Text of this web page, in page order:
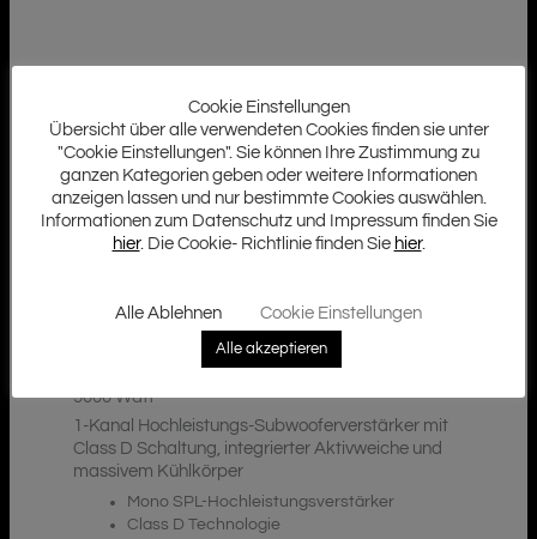
5000 Watt
1-Kanal Hochleistungs-Subwooferverstärker mit
Class D Schaltung, integrierter Aktivweiche und
massivem Kühlkörper
Mono SPL-Hochleistungsverstärker
Class D Technologie
Cookie Einstellungen
Übersicht über alle verwendeten Cookies finden sie unter
"Cookie Einstellungen". Sie können Ihre Zustimmung zu
ganzen Kategorien geben oder weitere Informationen
anzeigen lassen und nur bestimmte Cookies auswählen.
Informationen zum Datenschutz und Impressum finden Sie
hier. Die Cookie- Richtlinie finden Sie hier.
Alle Ablehnen Cookie Einstellungen
Alle akzeptieren